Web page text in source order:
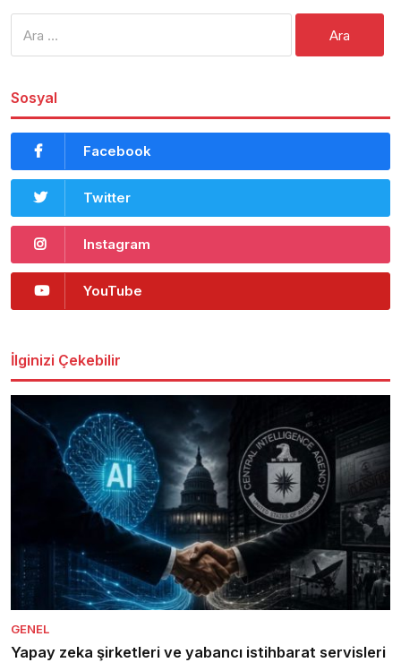
Sosyal
Facebook
Twitter
Instagram
YouTube
İlginizi Çekebilir
GENEL
Yapay zeka şirketleri ve yabancı istihbarat servisleri